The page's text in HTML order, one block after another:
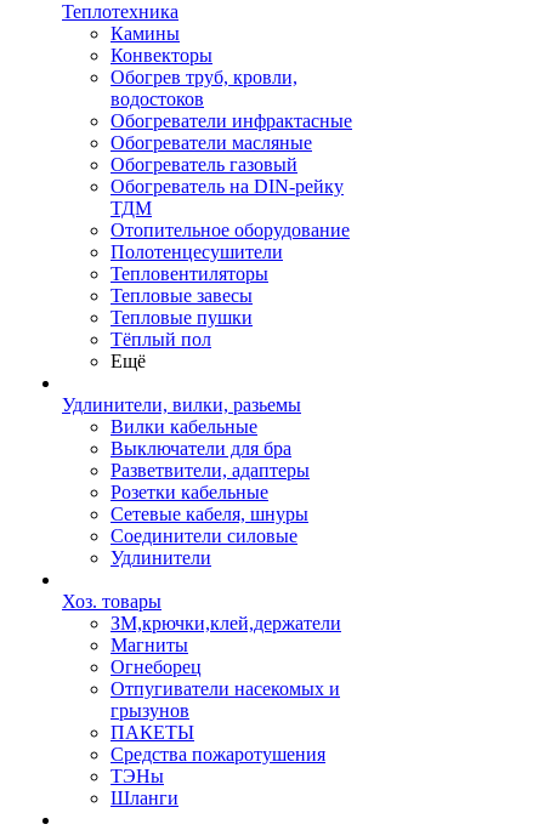
Теплотехника
Камины
Конвекторы
Обогрев труб, кровли,
водостоков
Обогреватели инфрактасные
Обогреватели масляные
Обогреватель газовый
Обогреватель на DIN-рейку
ТДМ
Отопительное оборудование
Полотенцесушители
Тепловентиляторы
Тепловые завесы
Тепловые пушки
Тёплый пол
Ещё
Удлинители, вилки, разьемы
Вилки кабельные
Выключатели для бра
Разветвители, адаптеры
Розетки кабельные
Сетевые кабеля, шнуры
Соединители силовые
Удлинители
Хоз. товары
ЗМ,крючки,клей,держатели
Магниты
Огнеборец
Отпугиватели насекомых и
грызунов
ПАКЕТЫ
Средства пожаротушения
ТЭНы
Шланги